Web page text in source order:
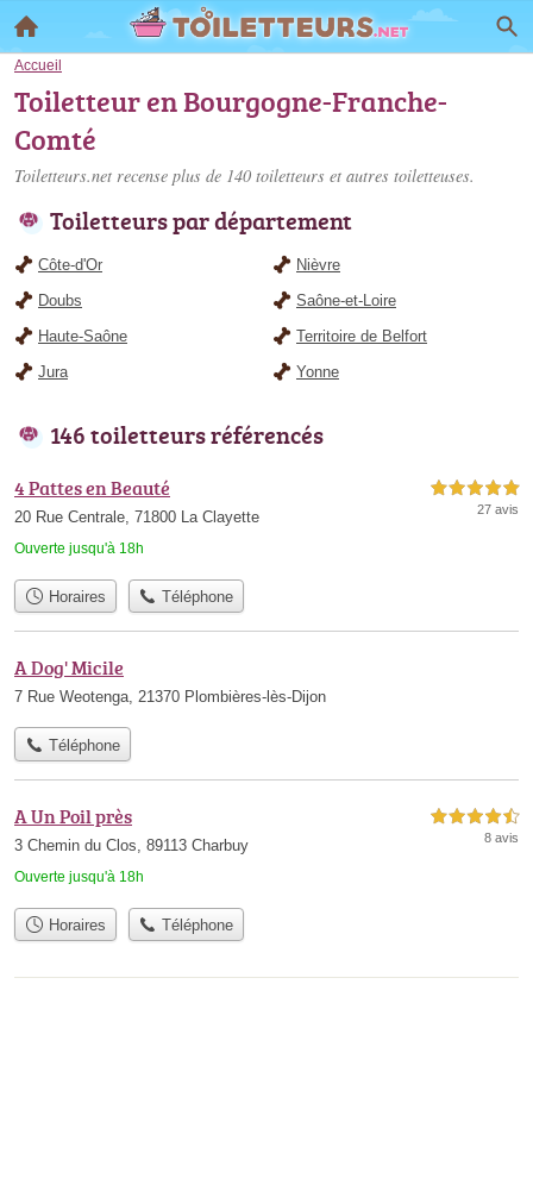
Accueil
Toiletteur en Bourgogne-Franche-
Comté
Toiletteurs.net recense plus de 140 toiletteurs et autres toiletteuses.
Toiletteurs par département
Côte-d'Or
Doubs
Haute-Saône
Jura
Nièvre
Saône-et-Loire
Territoire de Belfort
Yonne
146 toiletteurs référencés
4 Pattes en Beauté
20 Rue Centrale, 71800 La Clayette
Ouverte jusqu'à 18h
5,0 étoiles sur 5
27 avis
Horaires Téléphone
A Dog' Micile
7 Rue Weotenga, 21370 Plombières-lès-Dijon
Téléphone
A Un Poil près
3 Chemin du Clos, 89113 Charbuy
Ouverte jusqu'à 18h
4,5 étoiles sur 5
8 avis
Horaires Téléphone